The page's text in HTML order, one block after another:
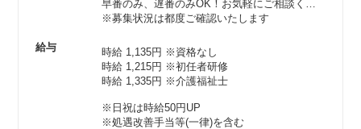
早番のみ、遅番のみOK！お気軽にご相談ください♪
※募集状況は都度ご確認いたします
給与 時給 1,135円 ※資格なし
時給 1,215円 ※初任者研修
時給 1,335円 ※介護福祉士
※日祝は時給50円UP
※処遇改善手当等(一律)を含む